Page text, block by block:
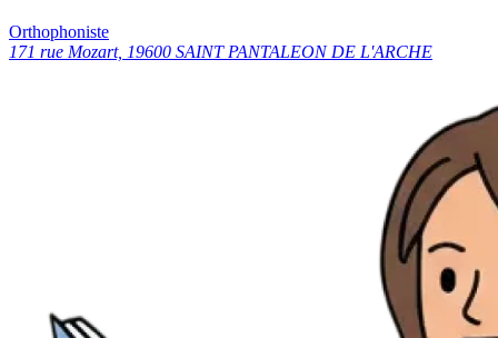
Orthophoniste
171 rue Mozart, 19600 SAINT PANTALEON DE L'ARCHE